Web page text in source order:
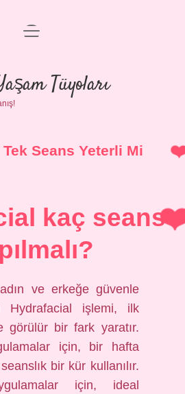
Anasayfa
Politikası
Yasal Uyarı
menüyü
Tüyoları
Seans Yeterli Mi
kaç seans
ve erkeğe güvenle
Hydrafacial işlemi, ilk
görülür bir fark yaratır.
için, bir hafta
bir kür kullanılır.
için, ideal